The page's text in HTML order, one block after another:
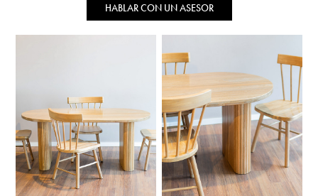
HABLAR CON UN ASESOR